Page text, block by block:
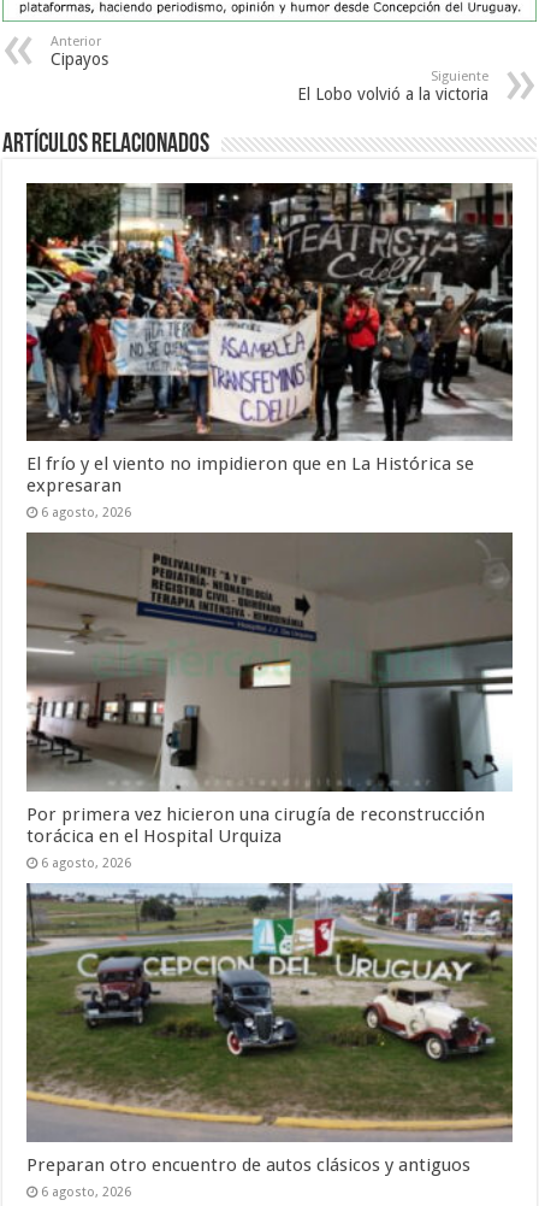
Anterior
Cipayos
Siguiente
El Lobo volvió a la victoria
Artículos Relacionados
El frío y el viento no impidieron que en La Histórica se
expresaran
6 agosto, 2026
Por primera vez hicieron una cirugía de reconstrucción
torácica en el Hospital Urquiza
6 agosto, 2026
Preparan otro encuentro de autos clásicos y antiguos
6 agosto, 2026